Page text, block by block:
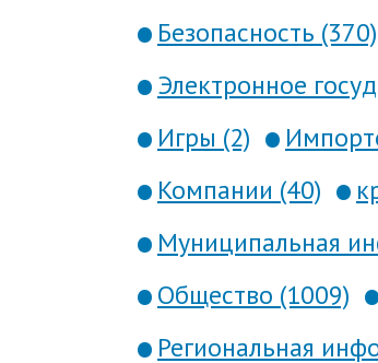
Безопасность (370)
Электронное
Игры (2)
Компании (40)
Муниципальная
Общество (1009)
Региональная